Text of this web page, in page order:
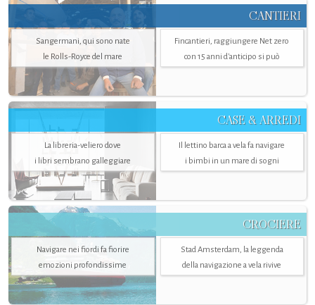
CANTIERI
Sangermani, qui sono nate
le Rolls-Royce del mare
Fincantieri, raggiungere Net zero
con 15 anni d'anticipo si può
CASE & ARREDI
La libreria-veliero dove
i libri sembrano galleggiare
Il lettino barca a vela fa navigare
i bimbi in un mare di sogni
CROCIERE
Navigare nei fiordi fa fiorire
emozioni profondissime
Stad Amsterdam, la leggenda
della navigazione a vela rivive